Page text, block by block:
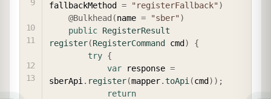
fallbackMethod = "registerFallback")
@Bulkhead (name = "sber")
public RegisterResult
register(RegisterCommand cmd )
{
try {
var response =
sberApi . register(mapper.toApi (cmd ) ) ;
return